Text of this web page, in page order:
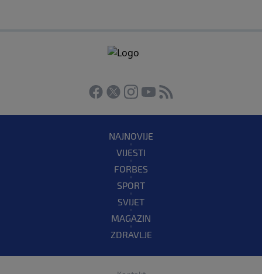
NAJNOVIJE
VIJESTI
FORBES
SPORT
SVIJET
MAGAZIN
ZDRAVLJE